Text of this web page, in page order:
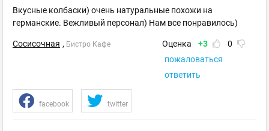
Вкусные колбаски) очень натуральные похожи на
германские. Вежливый персонал) Нам все понравилось)
Сосисочная , Бистро Кафе Оценка +3
0
пожаловаться
ответить
facebook twitter